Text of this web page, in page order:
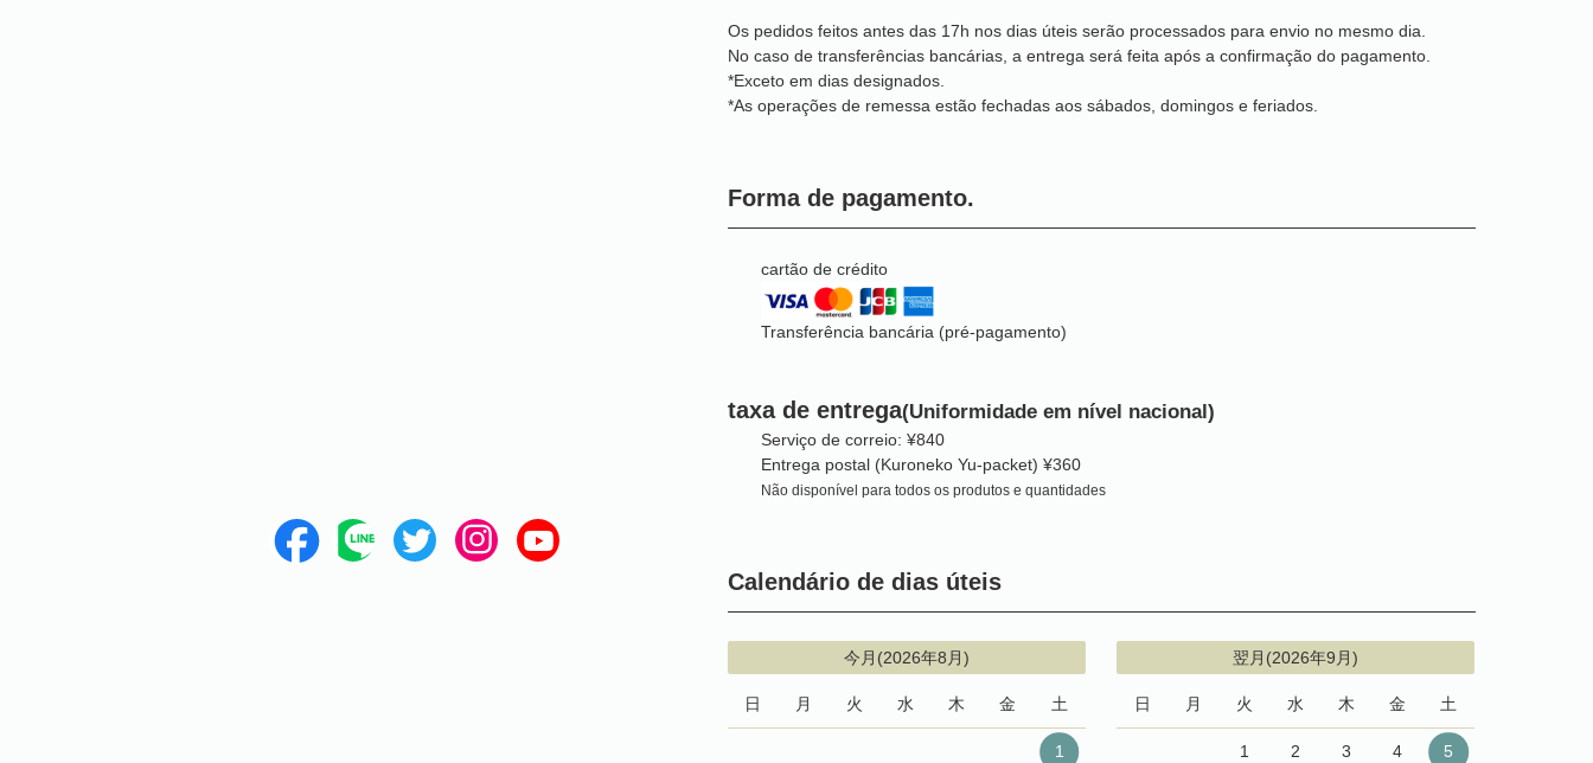
Os pedidos feitos antes das 17h nos dias úteis serão processados para envio no mesmo dia.
No caso de transferências bancárias, a entrega será feita após a confirmação do pagamento.
*Exceto em dias designados.
*As operações de remessa estão fechadas aos sábados, domingos e feriados.
Forma de pagamento.
cartão de crédito
Transferência bancária (pré-pagamento)
taxa de entrega(Uniformidade em nível nacional)
Serviço de correio: ¥840
Entrega postal (Kuroneko Yu-packet) ¥360
Não disponível para todos os produtos e quantidades
Calendário de dias úteis
今月(2026年8月)
日 月 火 水 木 金 土
1
翌月(2026年9月)
日 月 火 水 木 金 土
1 2 3 4 5